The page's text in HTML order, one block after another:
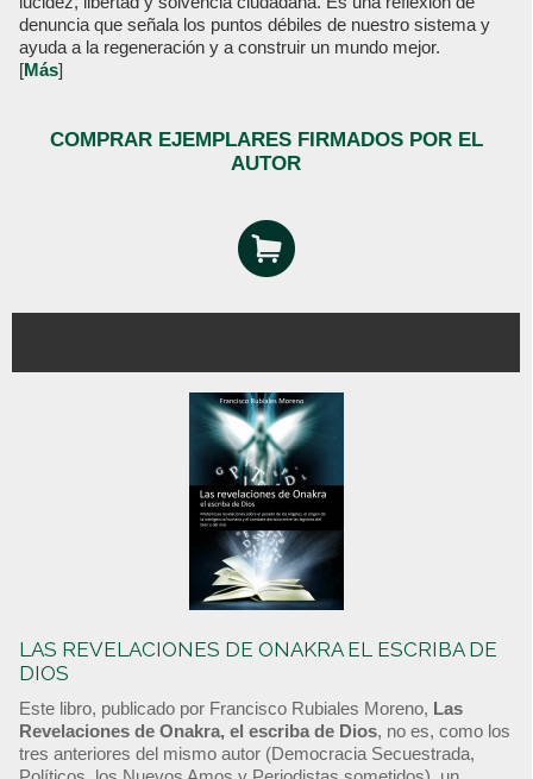
denuncia que señala los puntos débiles de nuestro sistema y
ayuda a la regeneración y a construir un mundo mejor.
[Más]
COMPRAR EJEMPLARES FIRMADOS POR EL
AUTOR
LAS REVELACIONES DE ONAKRA EL ESCRIBA DE
DIOS
Este libro, publicado por Francisco Rubiales Moreno, Las
Revelaciones de Onakra, el escriba de Dios, no es, como los
tres anteriores del mismo autor (Democracia Secuestrada,